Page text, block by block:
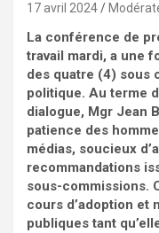
17 avril 2024
La conférence de
travail mardi, a une
des quatre (4) sous
politique. Au terme
dialogue, Mgr Jean
patience des
médias, soucieux
recommandations
sous-commissions.
cours d’adoption et
publiques tant